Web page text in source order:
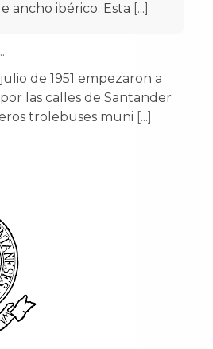
ancho ibérico. Esta [...]
julio de 1951 empezaron a
las calles de Santander
trolebuses muni [...]